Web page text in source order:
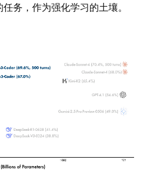
务，作为强化学习的土壤。